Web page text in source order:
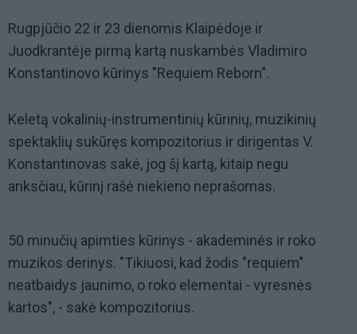
Rugpjūčio 22 ir 23 dienomis Klaipėdoje ir
Juodkrantėje pirmą kartą nuskambės Vladimiro
Konstantinovo kūrinys "Requiem Reborn".
Keletą vokalinių-instrumentinių kūrinių, muzikinių
spektaklių sukūręs kompozitorius ir dirigentas V.
Konstantinovas sakė, jog šį kartą, kitaip negu
anksčiau, kūrinį rašė niekieno neprašomas.
50 minučių apimties kūrinys - akademinės ir roko
muzikos derinys. "Tikiuosi, kad žodis "requiem"
neatbaidys jaunimo, o roko elementai - vyresnės
kartos", - sakė kompozitorius.